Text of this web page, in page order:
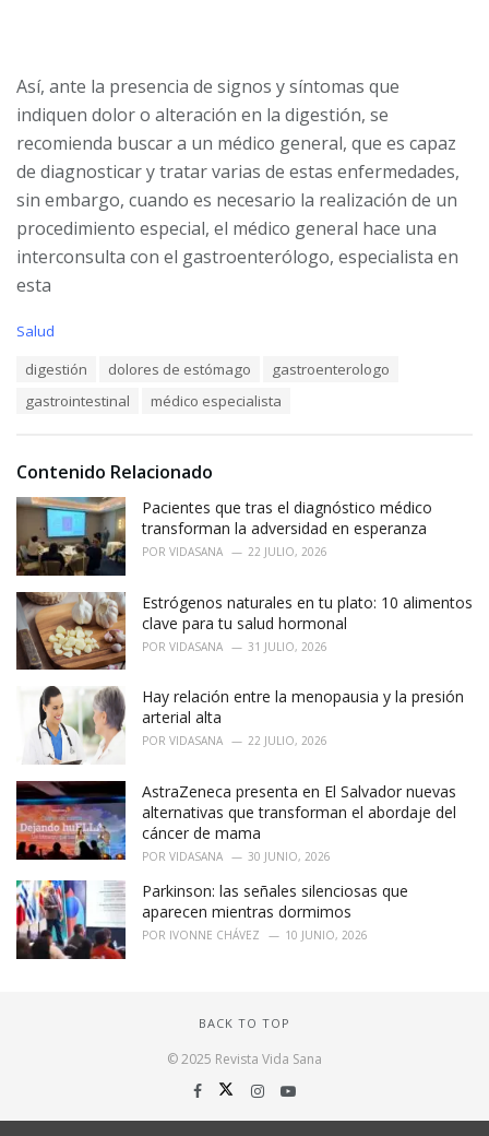
Así, ante la presencia de signos y síntomas que
indiquen dolor o alteración en la digestión, se
recomienda buscar a un médico general, que es capaz
de diagnosticar y tratar varias de estas enfermedades,
sin embargo, cuando es necesario la realización de un
procedimiento especial, el médico general hace una
interconsulta con el gastroenterólogo, especialista en
esta
C
i
s
Salud
digestión dolores de estómago
gastroenterologo
gastrointestinal
médico especialista
Contenido Relacionado
Pacientes que tras el diagnóstico médico
transforman la adversidad en esperanza
POR VIDASANA 22 JULIO, 2026
Estrógenos naturales en tu plato: 10 alimentos
clave para tu salud hormonal
POR VIDASANA 31 JULIO, 2026
Hay relación entre la menopausia y la presión
arterial alta
POR VIDASANA 22 JULIO, 2026
AstraZeneca presenta en El Salvador nuevas
alternativas que transforman el abordaje del
cáncer de mama
POR VIDASANA 30 JUNIO, 2026
Parkinson: las señales silenciosas que
aparecen mientras dormimos
POR IVONNE CHÁVEZ 10 JUNIO, 2026
BACK TO TOP
© 2025 Revista Vida Sana